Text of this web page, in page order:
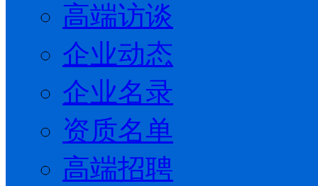
高端访谈
企业动态
企业名录
资质名单
高端招聘